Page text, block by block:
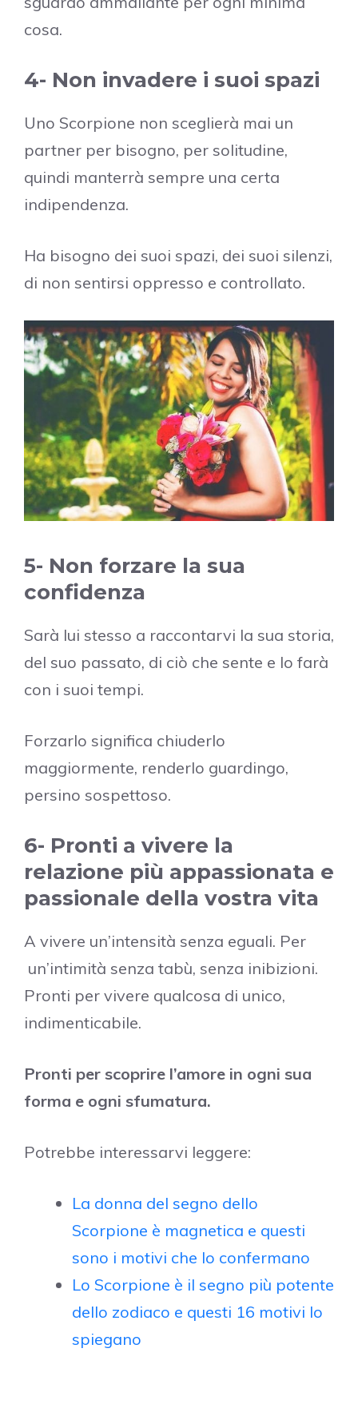
cosa.
4- Non invadere i suoi spazi
Uno Scorpione non sceglierà mai un
partner per bisogno, per solitudine,
quindi manterrà sempre una certa
indipendenza.
Ha bisogno dei suoi spazi, dei suoi silenzi,
di non sentirsi oppresso e controllato.
5- Non forzare la sua
confidenza
Sarà lui stesso a raccontarvi la sua storia,
del suo passato, di ciò che sente e lo farà
con i suoi tempi.
Forzarlo significa chiuderlo
maggiormente, renderlo guardingo,
persino sospettoso.
6- Pronti a vivere la
relazione più appassionata e
passionale della vostra vita
A vivere un’intensità senza eguali. Per
un’intimità senza tabù, senza inibizioni.
Pronti per vivere qualcosa di unico,
indimenticabile.
Pronti per scoprire l’amore in ogni sua
forma e ogni sfumatura.
Potrebbe interessarvi leggere:
La donna del segno dello
Scorpione è magnetica e questi
sono i motivi che lo confermano
Lo Scorpione è il segno più potente
dello zodiaco e questi 16 motivi lo
spiegano